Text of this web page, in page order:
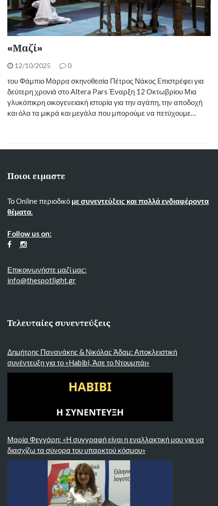
«Μαζί»
12/10/2025 0
του Φάμπιο Μάρρα σκηνοθεσία Πέτρος Νάκος Eπιστρέφει για
δεύτερη χρονιά στο Altera Pars Έναρξη 12 Οκτωβρίου Μια
γλυκόπικρη οικογενειακή ιστορία για την αγάπη, την αποδοχή
και όλα τα μικρά και μεγάλα που μπορούμε να πετύχουμε…
Ποιοι ειμαστε
Το Online περιοδικό με συνεντεύξεις και πολλά ενδιαφέροντα
θέματα.
Follow us on:
Επικοινωνήστε μαζί μας:
info@thespotlight.gr
Τελευταίες συνεντεύξεις
Δημήτρης Πανανάκης & Νικόλας Άδαμ: Αποκλειστική
συνέντευξη για το «Habibi, Άσε το Ντουμπάι»
Μαρία Φεγγάρη: «Η συγγραφή είναι η εναλλακτική μου για να
διασχίζω τα σύνορα του υπαρκτού κόσμου»